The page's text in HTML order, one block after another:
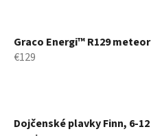
Graco Energi™ R129 meteor
€129
Dojčenské plavky Finn, 6-12